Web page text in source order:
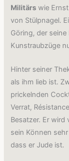
Militärs wie
von Stülpnagel.
Göring, der
Kunstraubzüge
Hinter seiner
als ihm lieb ist.
prickelnden
Verrat,
Besatzer. Er wird
sein Können
dass er Jude ist.